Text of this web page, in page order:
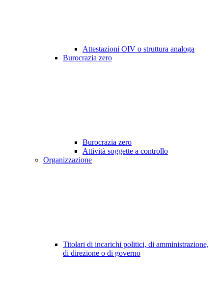
Attestazioni OIV o struttura analoga
Burocrazia zero
Burocrazia zero
Attività soggette a controllo
Organizzazione
Titolari di incarichi politici, di amministrazione,
di direzione o di governo